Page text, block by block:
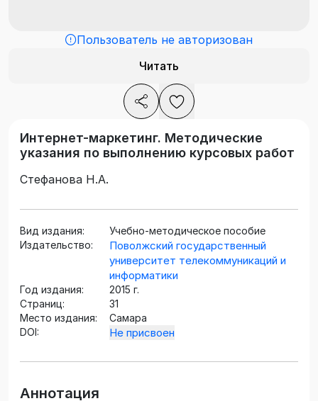
Пользователь не авторизован
Читать
Интернет-маркетинг. Методические
указания по выполнению курсовых работ
Стефанова Н.А.
Вид издания:
Учебно-методическое пособие
Издательство:
Поволжский государственный
университет телекоммуникаций и
информатики
Год издания:
2015 г.
Страниц:
31
Место издания:
Самара
DOI:
Не присвоен
Аннотация